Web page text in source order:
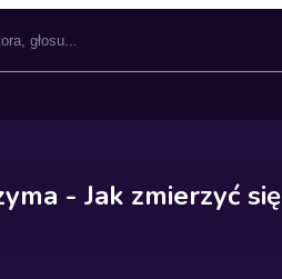
- Jak zmierzyć